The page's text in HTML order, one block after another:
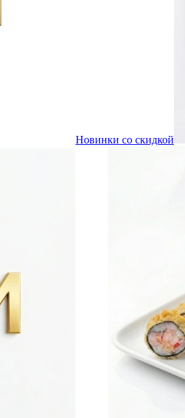
Новинки со скидкой